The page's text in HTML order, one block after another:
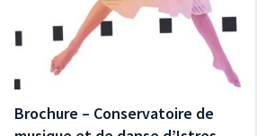
Brochure – Conservatoire de